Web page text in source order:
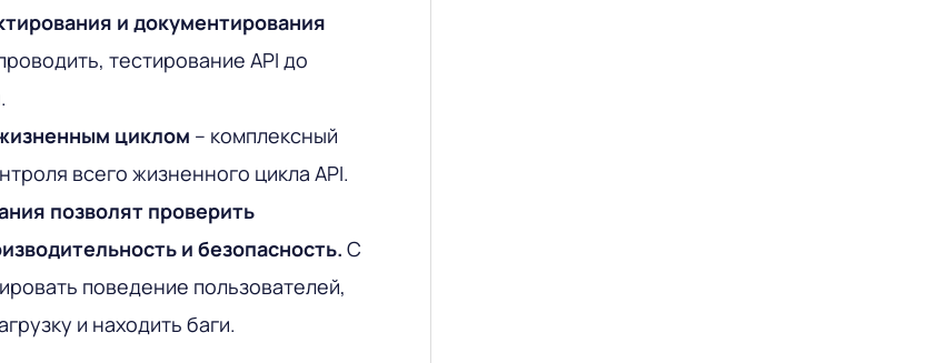
и документирования
тестирование API до
циклом – комплексный
всего жизненного цикла API.
позволят проверить
и безопасность. С
поведение пользователей,
и находить баги.